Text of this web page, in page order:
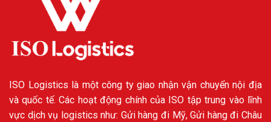
ISO Logistics là một công ty giao nhận vận chuyển nội địa
và quốc tế. Các hoạt động chính của ISO tập trung vào lĩnh
vực dịch vụ logistics như: Gửi hàng đi Mỹ, Gửi hàng đi Châu